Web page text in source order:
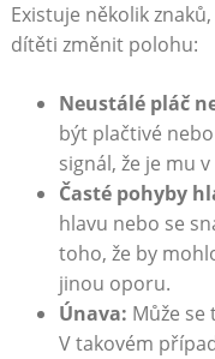
Existuje několik
dítěti změnit polohu:
Neustálé pláč
být plačtivé
signál, že je mu
Časté pohyby
hlavu nebo se
toho, že by
jinou oporu.
Únava: Může se
V takovém